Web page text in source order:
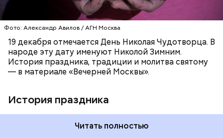
Фото: Александр Авилов / АГН Москва
19 декабря отмечается День Николая Чудотворца. В
народе эту дату именуют Николой Зимним.
История праздника, традиции и молитва святому
— в материале «Вечерней Москвы».
История праздника
Читать полностью
600 г помидоров;
300 г моркови;
200 г шпината;
оставшемся масле, добавить к ним нашинкованные
листья шпината, салата, зеленый лук, зелень
петрушки, помидоры, нарезанные небольшими
дольками, и все тушить 10-15 минут. Полученный
соус заправить солью, сахаром, раствором
лимонной кислоты или уксусом, залить им
обжаренные баклажаны и тушить в жарочном